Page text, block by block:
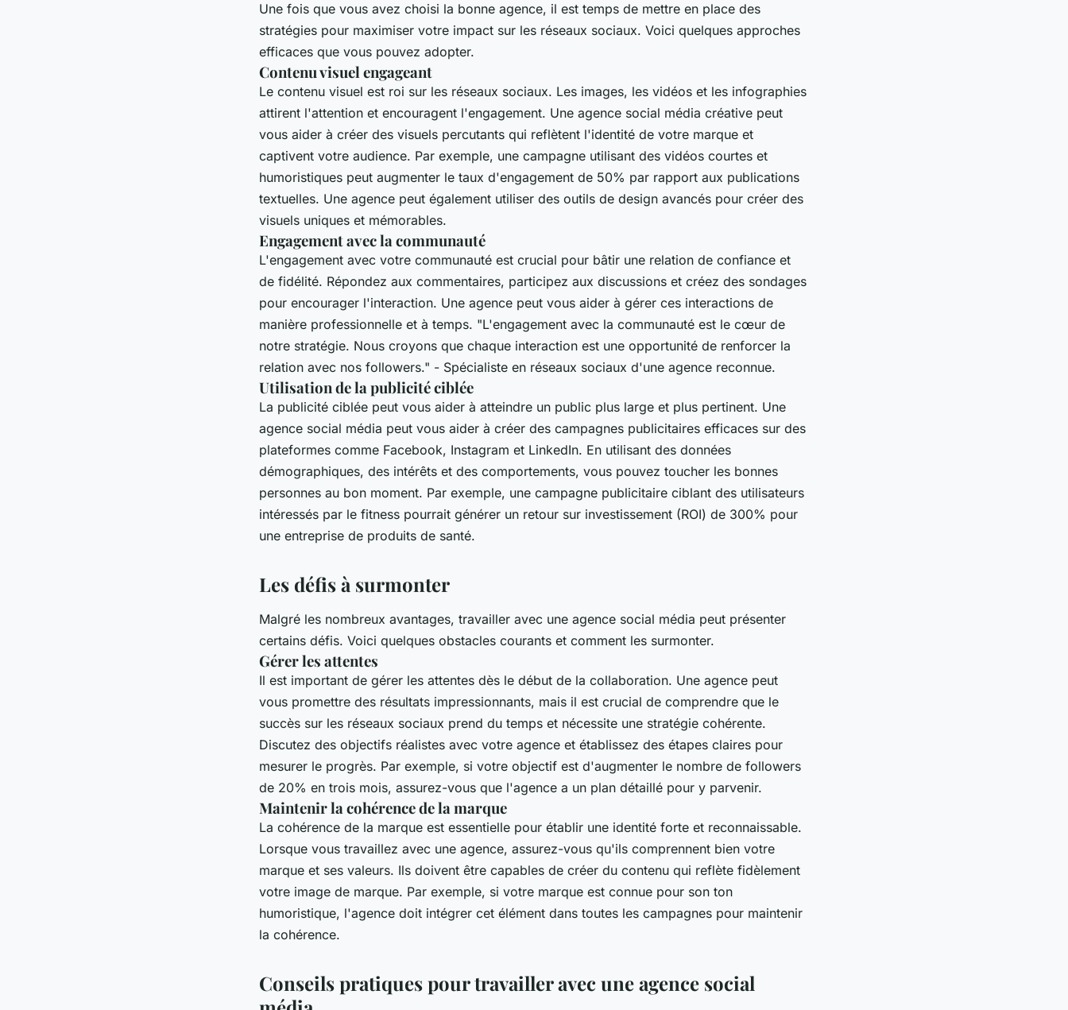
Une fois que vous avez choisi la bonne agence, il est temps de mettre en place des
stratégies pour maximiser votre impact sur les réseaux sociaux. Voici quelques approches
efficaces que vous pouvez adopter.
Contenu visuel engageant
Le contenu visuel est roi sur les réseaux sociaux. Les images, les vidéos et les infographies
attirent l'attention et encouragent l'engagement. Une agence social média créative peut
vous aider à créer des visuels percutants qui reflètent l'identité de votre marque et
captivent votre audience. Par exemple, une campagne utilisant des vidéos courtes et
humoristiques peut augmenter le taux d'engagement de 50% par rapport aux publications
textuelles. Une agence peut également utiliser des outils de design avancés pour créer des
visuels uniques et mémorables.
Engagement avec la communauté
L'engagement avec votre communauté est crucial pour bâtir une relation de confiance et
de fidélité. Répondez aux commentaires, participez aux discussions et créez des sondages
pour encourager l'interaction. Une agence peut vous aider à gérer ces interactions de
manière professionnelle et à temps. "L'engagement avec la communauté est le cœur de
notre stratégie. Nous croyons que chaque interaction est une opportunité de renforcer la
relation avec nos followers." - Spécialiste en réseaux sociaux d'une agence reconnue.
Utilisation de la publicité ciblée
La publicité ciblée peut vous aider à atteindre un public plus large et plus pertinent. Une
agence social média peut vous aider à créer des campagnes publicitaires efficaces sur des
plateformes comme Facebook, Instagram et LinkedIn. En utilisant des données
démographiques, des intérêts et des comportements, vous pouvez toucher les bonnes
personnes au bon moment. Par exemple, une campagne publicitaire ciblant des utilisateurs
intéressés par le fitness pourrait générer un retour sur investissement (ROI) de 300% pour
une entreprise de produits de santé.
Les défis à surmonter
Malgré les nombreux avantages, travailler avec une agence social média peut présenter
certains défis. Voici quelques obstacles courants et comment les surmonter.
Gérer les attentes
Il est important de gérer les attentes dès le début de la collaboration. Une agence peut
vous promettre des résultats impressionnants, mais il est crucial de comprendre que le
succès sur les réseaux sociaux prend du temps et nécessite une stratégie cohérente.
Discutez des objectifs réalistes avec votre agence et établissez des étapes claires pour
mesurer le progrès. Par exemple, si votre objectif est d'augmenter le nombre de followers
de 20% en trois mois, assurez-vous que l'agence a un plan détaillé pour y parvenir.
Maintenir la cohérence de la marque
La cohérence de la marque est essentielle pour établir une identité forte et reconnaissable.
Lorsque vous travaillez avec une agence, assurez-vous qu'ils comprennent bien votre
marque et ses valeurs. Ils doivent être capables de créer du contenu qui reflète fidèlement
votre image de marque. Par exemple, si votre marque est connue pour son ton
humoristique, l'agence doit intégrer cet élément dans toutes les campagnes pour maintenir
la cohérence.
Conseils pratiques pour travailler avec une agence social